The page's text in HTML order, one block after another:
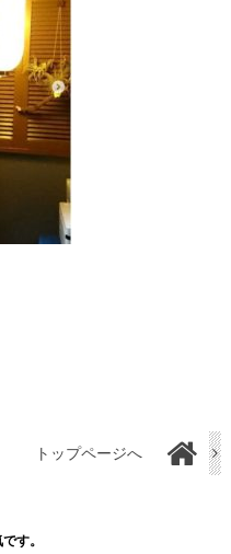
トップページへ
す。